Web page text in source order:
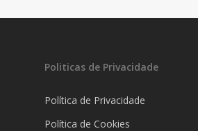
Politicas de Privacidade
Política de Privacidade
Política de Cookies